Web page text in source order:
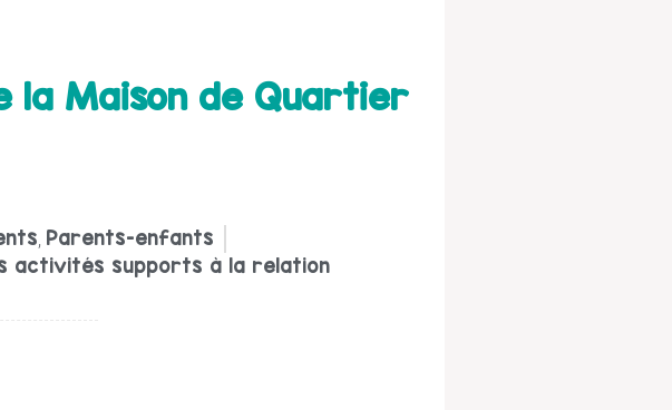
la Maison de Quartier
Parents-enfants
activités supports à la relation